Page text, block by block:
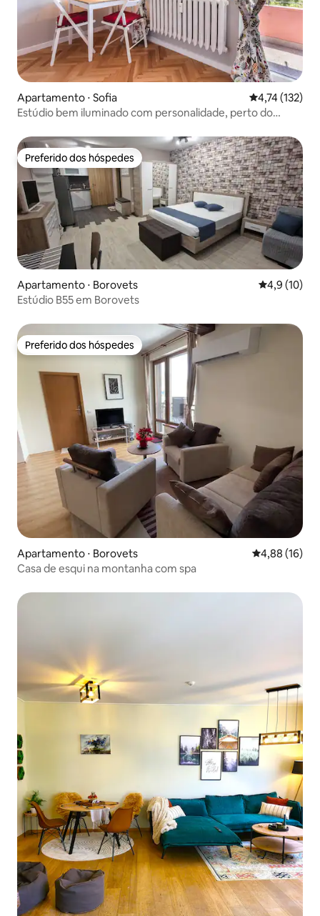
Apartamento ⋅ Sofia 4,74 de uma
4,74 (132)
Estúdio bem iluminado com personalidade, perto do
Preferido dos hóspedes
Preferido dos hóspedes
Apartamento ⋅ Borovets 4,9 de uma
4,9 (10)
Estúdio B55 em Borovets
Preferido dos hóspedes
Preferido dos hóspedes
Apartamento ⋅ Borovets 4,88 de uma
4,88 (16)
Casa de esqui na montanha com spa